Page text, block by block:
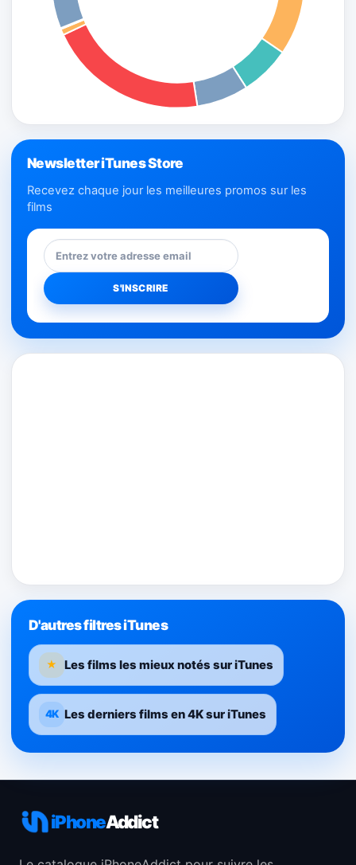
Newsletter iTunes Store
Recevez chaque jour les meilleures promos sur les
films
D'autres filtres iTunes
★ Les films les mieux notés sur iTunes
4K Les derniers films en 4K sur iTunes
iPhoneAddict